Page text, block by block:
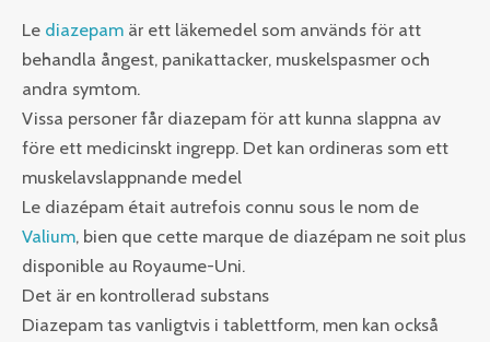
Le diazepam är ett läkemedel som används för att
behandla ångest, panikattacker, muskelspasmer och
andra symtom.
Vissa personer får diazepam för att kunna slappna av
före ett medicinskt ingrepp. Det kan ordineras som ett
muskelavslappnande medel
Le diazépam était autrefois connu sous le nom de
Valium, bien que cette marque de diazépam ne soit plus
disponible au Royaume-Uni.
Det är en kontrollerad substans
Diazepam tas vanligtvis i tablettform, men kan också